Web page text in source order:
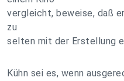
vergleicht, beweise, daß
zu
selten mit der Erstellung
Kühn sei es, wenn